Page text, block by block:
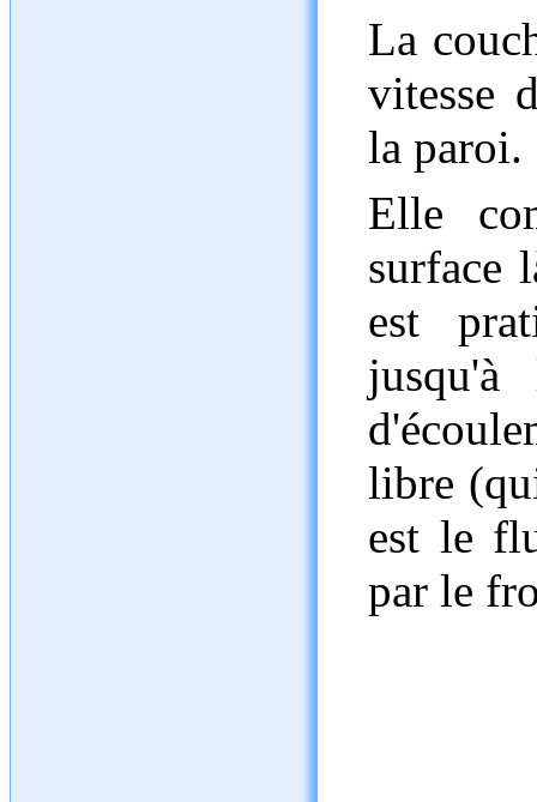
La
vitesse
la paroi.
Elle
surface
est
libre
est le
par le